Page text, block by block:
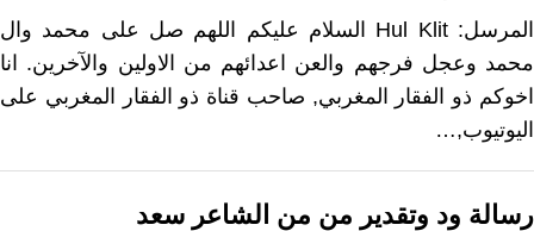
المرسل: Hul Klit السلام عليكم اللهم صل على محمد وال
محمد وعجل فرجهم والعن اعدائهم من الاولين والآخرين. انا
اخوكم ذو الفقار المغربي, صاحب قناة ذو الفقار المغربي على
اليوتيوب,…
رسالة ود وتقدير من من الشاعر سعد